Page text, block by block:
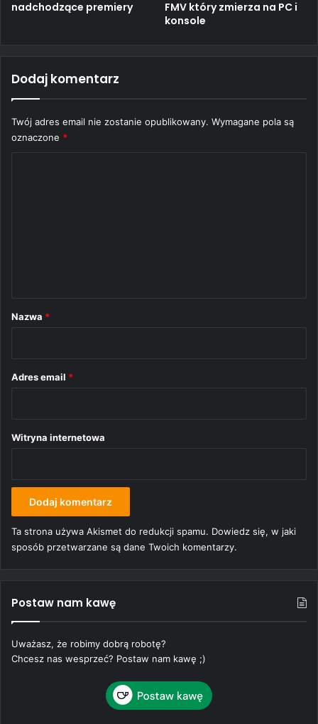
nadchodzące premiery
FMV który zmierza na PC i
konsole
Dodaj komentarz
Twój adres email nie zostanie opublikowany. Wymagane pola są
oznaczone *
r
Nazwa *
Adres email *
Witryna internetowa
Ta strona używa Akismet do redukcji spamu. Dowiedz się, w jaki
sposób przetwarzane są dane Twoich komentarzy.
Postaw nam kawę
Uważasz, że robimy dobrą robotę?
Chcesz nas wesprzeć? Postaw nam kawę ;)